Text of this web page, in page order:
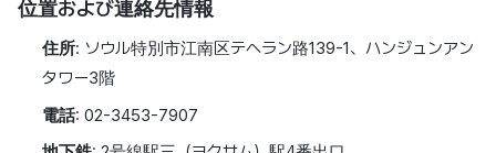
位置および連絡先情報
住所: ソウル特別市江南区テヘラン路139-1、ハンジュンアン
タワー3階
電話: 02-3453-7907